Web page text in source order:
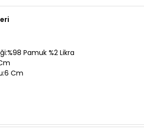
Pamuk %2 Likra
Cm